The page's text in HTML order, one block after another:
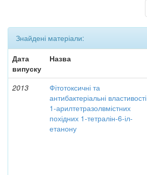
Знайдені матеріали:
Дата
випуску
Назва
2013
Фітотоксичні та
антибактеріальні властивості
1-арилтетразолвмістних
похідних 1-тетралін-6-іл-
етанону